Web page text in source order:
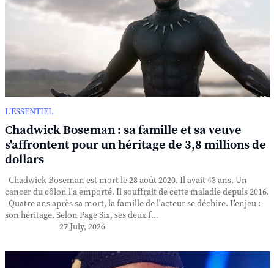
L’ESSENTIEL
Chadwick Boseman : sa famille et sa veuve
s'affrontent pour un héritage de 3,8 millions de
dollars
Chadwick Boseman est mort le 28 août 2020. Il avait 43 ans. Un
cancer du côlon l'a emporté. Il souffrait de cette maladie depuis 2016.
Quatre ans après sa mort, la famille de l'acteur se déchire. L'enjeu :
son héritage. Selon Page Six, ses deux f...
27 July, 2026